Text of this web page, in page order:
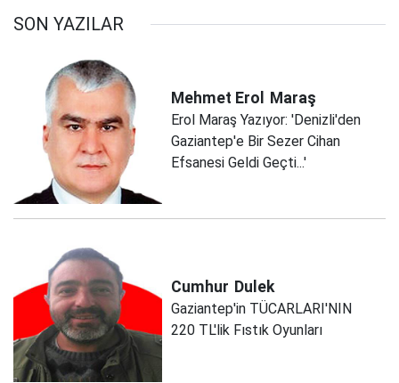
SON YAZILAR
Mehmet Erol Maraş
Erol Maraş Yazıyor: 'Denizli'den
Gaziantep'e Bir Sezer Cihan
Efsanesi Geldi Geçti...'
Cumhur Dulek
Gaziantep'in TÜCARLARI'NIN
220 TL'lik Fıstık Oyunları